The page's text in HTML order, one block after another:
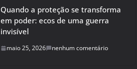
Quando a proteção se transforma
em poder: ecos de uma guerra
invisível
maio 25, 2026 nenhum comentário